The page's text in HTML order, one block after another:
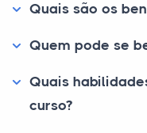
Quais são os
Quem pode se
Quais
curso?